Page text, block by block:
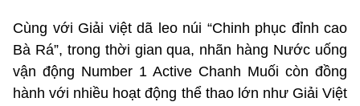
Cùng với Giải việt dã leo núi “Chinh phục đỉnh cao
Bà Rá”, trong thời gian qua, nhãn hàng Nước uống
vận động Number 1 Active Chanh Muối còn đồng
hành với nhiều hoạt động thể thao lớn như Giải Việt